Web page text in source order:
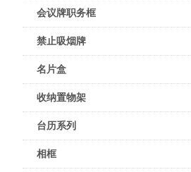
会议牌职务框
禁止吸烟牌
名片盒
收纳置物架
台历系列
相框